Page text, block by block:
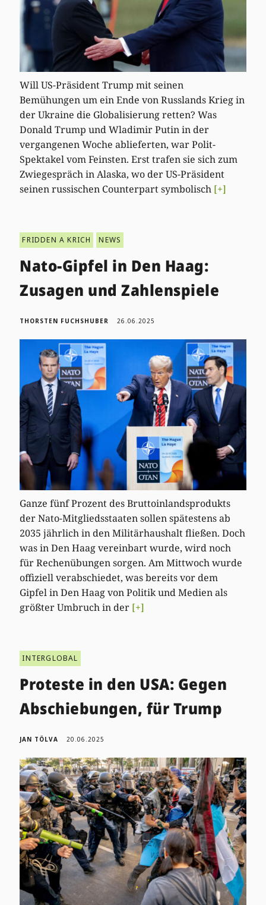
Will US-Präsident Trump mit seinen
Bemühungen um ein Ende von Russlands Krieg in
der Ukraine die Globalisierung retten? Was
Donald Trump und Wladimir Putin in der
vergangenen Woche ablieferten, war Polit-
Spektakel vom Feinsten. Erst trafen sie sich zum
Zwiegespräch in Alaska, wo der US-Präsident
seinen russischen Counterpart symbolisch [+]
FRIDDEN A KRICH NEWS
Nato-Gipfel in Den Haag:
Zusagen und Zahlenspiele
THORSTEN FUCHSHUBER 26.06.2025
Ganze fünf Prozent des Bruttoinlandsprodukts
der Nato-Mitgliedsstaaten sollen spätestens ab
2035 jährlich in den Militärhaushalt fließen. Doch
was in Den Haag vereinbart wurde, wird noch
für Rechenübungen sorgen. Am Mittwoch wurde
offiziell verabschiedet, was bereits vor dem
Gipfel in Den Haag von Politik und Medien als
größter Umbruch in der [+]
INTERGLOBAL
Proteste in den USA: Gegen
Abschiebungen, für Trump
JAN TÖLVA 20.06.2025